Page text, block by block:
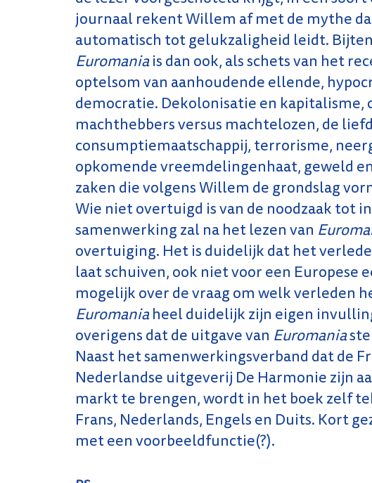
journaal rekent Willem af met de mythe
automatisch tot gelukzaligheid leidt.
Euromaniais dan ook, als schets van het
optelsom van aanhoudende ellende,
democratie. Dekolonisatie en
machthebbers versus machtelozen, de
consumptiemaatschappij, terrorisme,
opkomende vreemdelingenhaat, geweld
zaken die volgens Willem de grondslag
Wie niet overtuigd is van de noodzaak tot
samenwerking zal na het lezen van
overtuiging. Het is duidelijk dat het
laat schuiven, ook niet voor een Europese
mogelijk over de vraag om welk verleden
Euromaniaheel duidelijk zijn eigen
overigens dat de uitgave van Euromania
Naast het samenwerkingsverband dat de
Nederlandse uitgeverij De Harmonie zijn
markt te brengen, wordt in het boek zelf
Frans, Nederlands, Engels en Duits. Kort
met een voorbeeldfunctie(?).